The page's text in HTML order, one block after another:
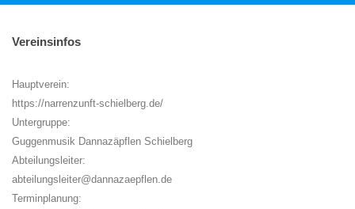
Vereinsinfos
Hauptverein:
https://narrenzunft-schielberg.de/
Untergruppe:
Guggenmusik Dannazäpflen Schielberg
Abteilungsleiter:
abteilungsleiter@dannazaepflen.de
Terminplanung: